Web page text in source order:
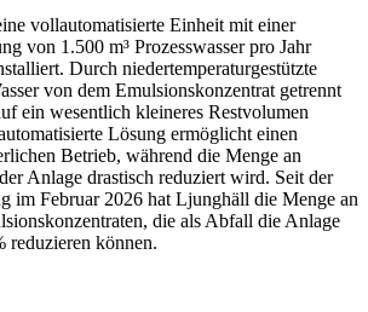
vollautomatisierte Einheit mit einer
von 1.500 m³ Prozesswasser pro Jahr
Durch niedertemperaturgestützte
von dem Emulsionskonzentrat getrennt
ein wesentlich kleineres Restvolumen
Lösung ermöglicht einen
Betrieb, während die Menge an
Anlage drastisch reduziert wird. Seit der
im Februar 2026 hat Ljunghäll die Menge an
die als Abfall die Anlage
reduzieren können.